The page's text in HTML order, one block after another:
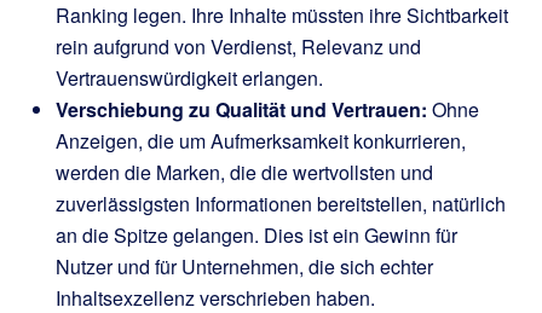
Ranking legen. Ihre Inhalte müssten ihre Sichtbarkeit
rein aufgrund von Verdienst, Relevanz und
Vertrauenswürdigkeit erlangen.
Verschiebung zu Qualität und Vertrauen: Ohne
Anzeigen, die um Aufmerksamkeit konkurrieren,
werden die Marken, die die wertvollsten und
zuverlässigsten Informationen bereitstellen, natürlich
an die Spitze gelangen. Dies ist ein Gewinn für
Nutzer und für Unternehmen, die sich echter
Inhaltsexzellenz verschrieben haben.